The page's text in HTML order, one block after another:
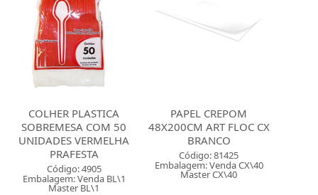
COLHER PLASTICA
SOBREMESA COM 50
UNIDADES VERMELHA
PRAFESTA
Código: 4905
Embalagem: Venda BL\1
Master BL\1
PAPEL CREPOM
48X200CM ART FLOC CX
BRANCO
Código: 81425
Embalagem: Venda CX\40
Master CX\40